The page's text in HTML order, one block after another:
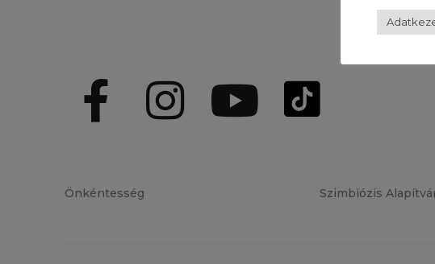
Önkéntesség Szimbiózis